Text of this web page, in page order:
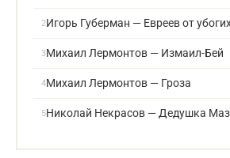
Игорь Губерман — Евреев от
Михаил Лермонтов — Измаил-Бей
Михаил Лермонтов — Гроза
Николай Некрасов — Дедушка